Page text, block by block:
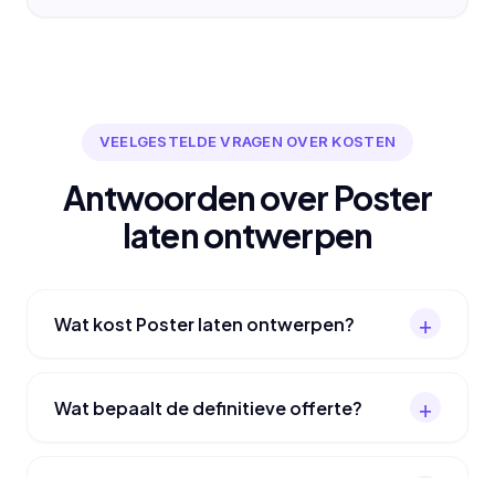
VEELGESTELDE VRAGEN OVER KOSTEN
Antwoorden over Poster
laten ontwerpen
Wat kost Poster laten ontwerpen?
Wat bepaalt de definitieve offerte?